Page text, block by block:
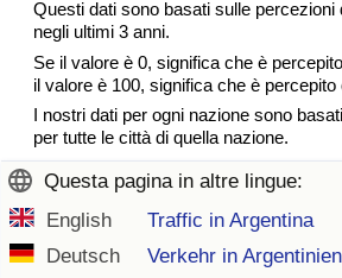
Questi dati sono basati sulle percezioni
negli ultimi 3 anni.
Se il valore è 0, significa che è
il valore è 100, significa che è
I nostri dati per ogni nazione sono
per tutte le città di quella nazione.
Questa pagina in altre lingue:
English
Traffic in Argentina
Deutsch
Verkehr in Argentinien